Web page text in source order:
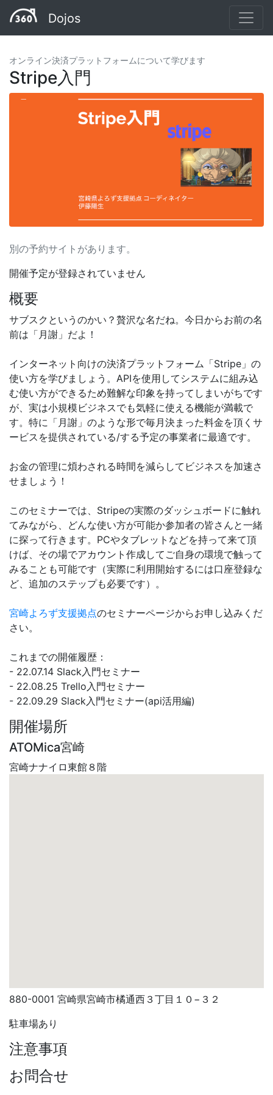
Dojos
オンライン決済プラットフォームについて学びます
Stripe入門
別の予約サイトがあります。
開催予定が登録されていません
概要
サブスクというのかい？贅沢な名だね。今日からお前の名
前は「月謝」だよ！
インターネット向けの決済プラットフォーム「Stripe」の
使い方を学びましょう。APIを使用してシステムに組み込
む使い方ができるため難解な印象を持ってしまいがちです
が、実は小規模ビジネスでも気軽に使える機能が満載で
す。特に「月謝」のような形で毎月決まった料金を頂くサ
ービスを提供されている/する予定の事業者に最適です。
お金の管理に煩わされる時間を減らしてビジネスを加速さ
せましょう！
このセミナーでは、Stripeの実際のダッシュボードに触れ
てみながら、どんな使い方が可能か参加者の皆さんと一緒
に探って行きます。PCやタブレットなどを持って来て頂
けば、その場でアカウント作成してご自身の環境で触って
みることも可能です（実際に利用開始するには口座登録な
ど、追加のステップも必要です）。
宮崎よろず支援拠点のセミナーページからお申し込みくだ
さい。
これまでの開催履歴：
- 22.07.14 Slack入門セミナー
- 22.08.25 Trello入門セミナー
- 22.09.29 Slack入門セミナー(api活用編)
開催場所
ATOMica宮崎
宮崎ナナイロ東館８階
880-0001 宮崎県宮崎市橘通西３丁目１０−３２
駐車場あり
注意事項
お問合せ